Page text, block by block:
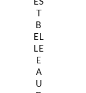
T
B
EL
LE
E
A
U